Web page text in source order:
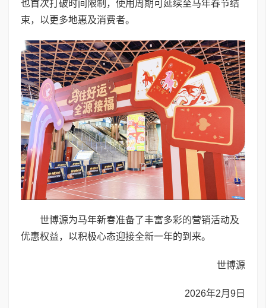
也首次打破时间限制，使用周期可延续至马年春节结
束，以更多地惠及消费者。
世博源为马年新春准备了丰富多彩的营销活动及
优惠权益，以积极心态迎接全新一年的到来。
世博源
2026年2月9日